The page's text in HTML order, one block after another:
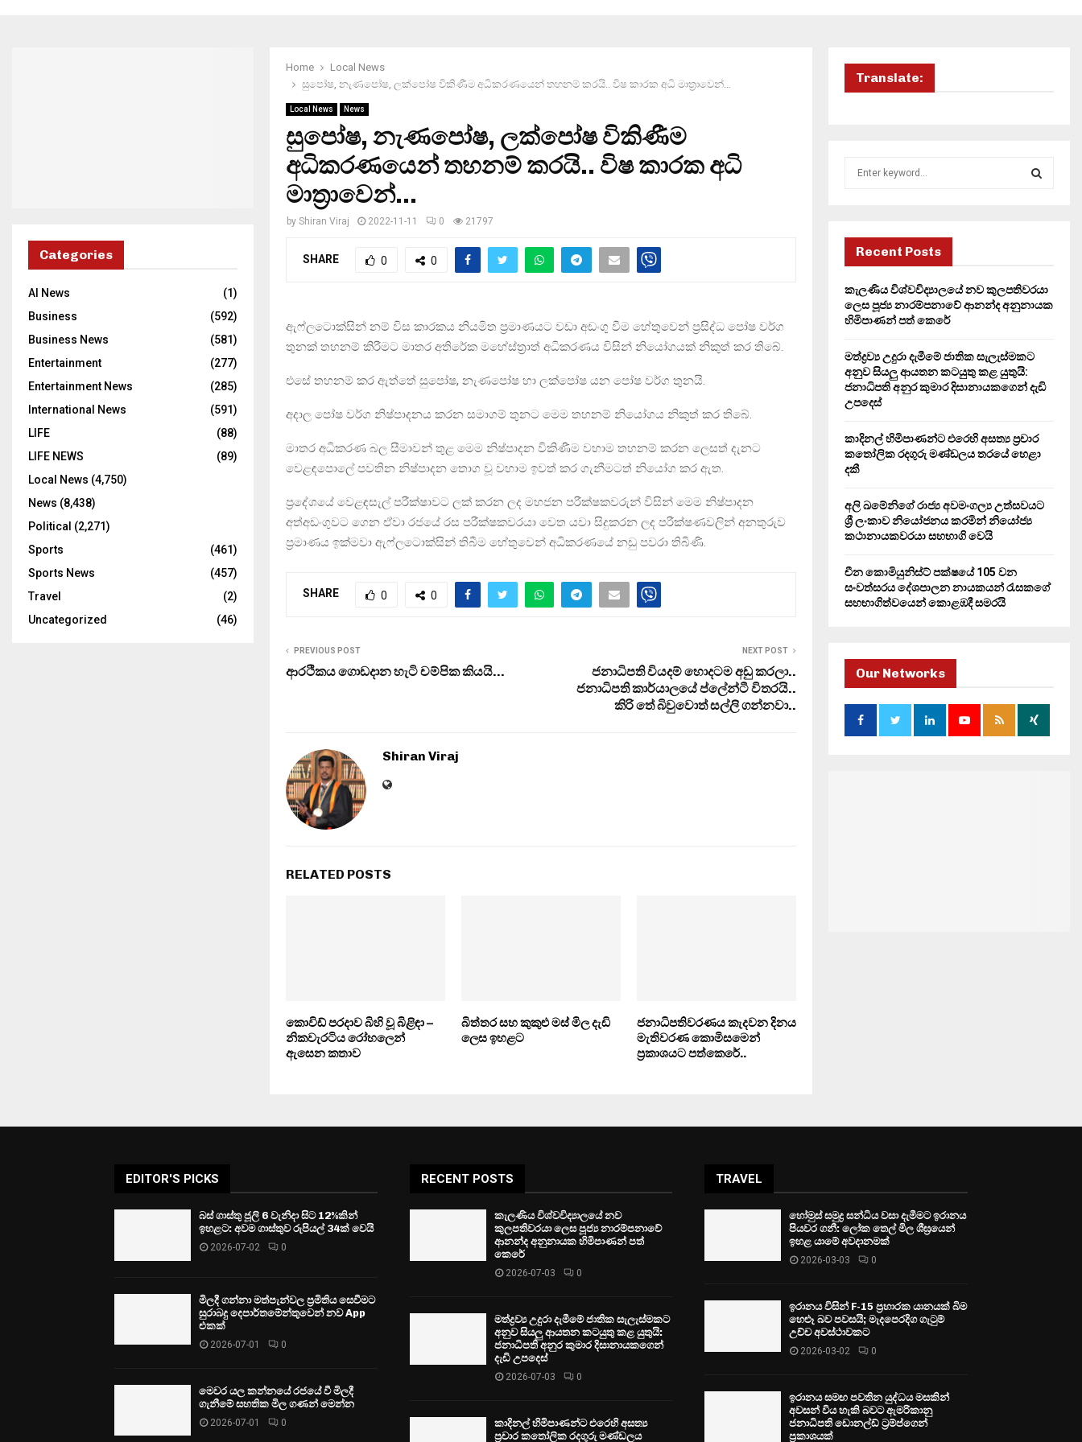
Home
Local News
සුපෝෂ, නැණපෝෂ, ලක්පෝෂ විකිණීම අධිකරණයෙන් තහනම් කරයි.. විෂ කාරක අධි මාත‍්‍රාවෙන්…
Local News News
සුපෝෂ, නැණපෝෂ, ලක්පෝෂ විකිණීම
අධිකරණයෙන් තහනම් කරයි.. විෂ කාරක අධි
මාත‍්‍රාවෙන්…
by Shiran Viraj 2022-11-11 0 21797
SHARE 0 0
ඇෆ්ලටොක්සින් නම් විස කාරකය නියමිත ප්‍රමාණයට වඩා අඩංගු වීම හේතුවෙන් ‍ප‍්‍රසිද්ධ පෝෂ වර්ග
තුනක් තහනම් කිරීමට මාතර අතිරේක මහේස්ත්‍රාත් අධිකරණය විසින් නියෝගයක් නිකුත් කර තිබේ.
එසේ තහනම් කර ඇත්තේ සුපෝෂ, නැණපෝෂ හා ලක්පෝෂ යන පෝෂ වර්ග තුනයි.
අදාල පෝෂ වර්ග නිෂ්පාදනය කරන සමාගම් තුනට මෙම තහනම් නියෝගය නිකුත් කර තිබේ.
මාතර අධිකරණ බල සීමාවන් තුළ මෙම නිෂ්පාදන විකිණීම වහාම තහනම් කරන ලෙසත් දැනට
වෙළඳපොලේ පවතින නිෂ්පාදන තොග වූ වහාම ඉවත් කර ගැනීමටත් නියෝග කර ඇත.
ප්‍රදේශයේ වෙළඳසැල් පරීක්ෂාවට ලක් කරන ලද මහජන පරීක්ෂකවරුන් විසින් මෙම නිෂ්පාදන
අත්අඩංගුවට ගෙන ඒවා රජයේ රස පරීක්ෂකවරයා වෙත යවා සිදුකරන ලද පරීක්ෂණවලින් අනතුරුව
ප්‍රමාණය ඉක්මවා ඇෆ්ලටොක්සින් තිබීම හේතුවෙන් අධිකරණයේ නඩු පවරා තිබිණි.
SHARE 0 0
PREVIOUS POST
ආරථිකය ගොඩදාන හැටි චම්පික කියයි…
NEXT POST
ජනාධිපති වියදම් හොදටම අඩු කරලා..
ජනාධිපති කාර්යාලයේ ප්ලේන්ටී විතරයි..
කිරි තේ බිවුවොත් සල්ලි ගන්නවා..
Shiran Viraj
RELATED POSTS
කොවිඩ් පරදාව බිහි වූ බිළිඳා –
නිකවැරටිය රෝහලෙන්
ඇසෙන කතාව
බිත්තර සහ කුකුළු මස් මිල දැඩි
ලෙස ඉහළට
ජනාධිපතිවරණය කැදවන දිනය
මැතිවරණ කොමිසමෙන්
ප්‍රකාශයට පත්කෙරේ..
Categories
AI News
(1)
Business
(592)
Business News
(581)
Entertainment
(277)
Entertainment News
(285)
International News
(591)
LIFE
(88)
LIFE NEWS
(89)
Local News (4,750)
News (8,438)
Political (2,271)
Sports
(461)
Sports News
(457)
Travel
(2)
Uncategorized
(46)
Translate:
f
r
:
R
Recent Posts
කැලණිය විශ්වවිද්‍යාලයේ නව කුලපතිවරයා
ලෙස පූජ්‍ය නාරම්පනාවේ ආනන්ද අනුනායක
හිමිපාණන් පත් කෙරේ
මත්ද්‍රව්‍ය උදුරා දැමීමේ ජාතික සැලැස්මකට
අනුව සියලු ආයතන කටයුතු කළ යුතුයි:
ජනාධිපති අනුර කුමාර දිසානායකගෙන් දැඩි
උපදෙස්
කාදිනල් හිමිපාණන්ට එරෙහි අසත්‍ය ප්‍රචාර
කතෝලික රදගුරු මණ්ඩලය තරයේ හෙළා
දකී
අලි ඛමේනිගේ රාජ්‍ය අවමංගල්‍ය උත්සවයට
ශ්‍රී ලංකාව නියෝජනය කරමින් නියෝජ්‍ය
කථානායකවරයා සහභාගි වෙයි
චීන කොමියුනිස්ට් පක්ෂයේ 105 වන
සංවත්සරය දේශපාලන නායකයන් රැසකගේ
සහභාගිත්වයෙන් කොළඹදී සමරයි
Our Networks
EDITOR'S PICKS
බස් ගාස්තු ජූලි 6 වැනිදා සිට 12%කින්
ඉහළට: අවම ගාස්තුව රුපියල් 34ක් වෙයි
2026-07-02 0
මිලදී ගන්නා මත්පැන්වල ප්‍රමිතිය සෙවීමට
සුරාබදු දෙපාර්තමේන්තුවෙන් නව App
එකක්
2026-07-01 0
මෙවර යල කන්නයේ රජයේ වී මිලදී
ගැනීමේ සහතික මිල ගණන් මෙන්න
2026-07-01 0
RECENT POSTS
කැලණිය විශ්වවිද්‍යාලයේ නව
කුලපතිවරයා ලෙස පූජ්‍ය නාරම්පනාවේ
ආනන්ද අනුනායක හිමිපාණන් පත්
කෙරේ
2026-07-03 0
මත්ද්‍රව්‍ය උදුරා දැමීමේ ජාතික සැලැස්මකට
අනුව සියලු ආයතන කටයුතු කළ යුතුයි:
ජනාධිපති අනුර කුමාර දිසානායකගෙන්
දැඩි උපදෙස්
2026-07-03 0
කාදිනල් හිමිපාණන්ට එරෙහි අසත්‍ය
ප්‍රචාර කතෝලික රදගුරු මණ්ඩලය
TRAVEL
හෝමුස් සමුද්‍ර සන්ධිය වසා දැමීමට ඉරානය
පියවර ගනී: ලෝක තෙල් මිල ශීඝ්‍රයෙන්
ඉහළ යාමේ අවදානමක්
2026-03-03 0
ඉරානය විසින් F-15 ප්‍රහාරක යානයක් බිම
හෙළූ බව පවසයි; මැදපෙරදිග ගැටුම්
උච්ච අවස්ථාවකට
2026-03-02 0
ඉරානය සමඟ පවතින යුද්ධය මසකින්
අවසන් විය හැකි බවට ඇමරිකානු
ජනාධිපති ඩොනල්ඩ් ට්‍රම්ප්ගෙන්
ප්‍රකාශයක්